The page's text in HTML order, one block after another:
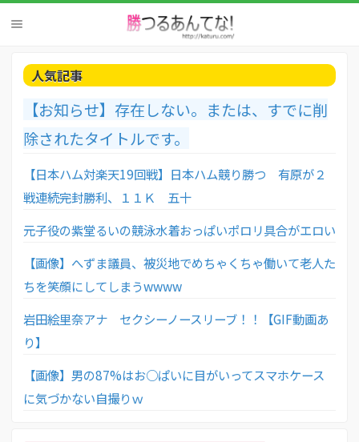
人気記事
【お知らせ】存在しない。または、すでに削
除されたタイトルです。
【日本ハム対楽天19回戦】日本ハム競り勝つ 有原が２
戦連続完封勝利、１１Ｋ 五十
元子役の紫堂るいの競泳水着おっぱいポロリ具合がエロい
【画像】へずま議員、被災地でめちゃくちゃ働いて老人た
ちを笑顔にしてしまうwwww
岩田絵里奈アナ セクシーノースリーブ！！【GIF動画あ
り】
【画像】男の87%はお○ぱいに目がいってスマホケース
に気づかない自撮りｗ